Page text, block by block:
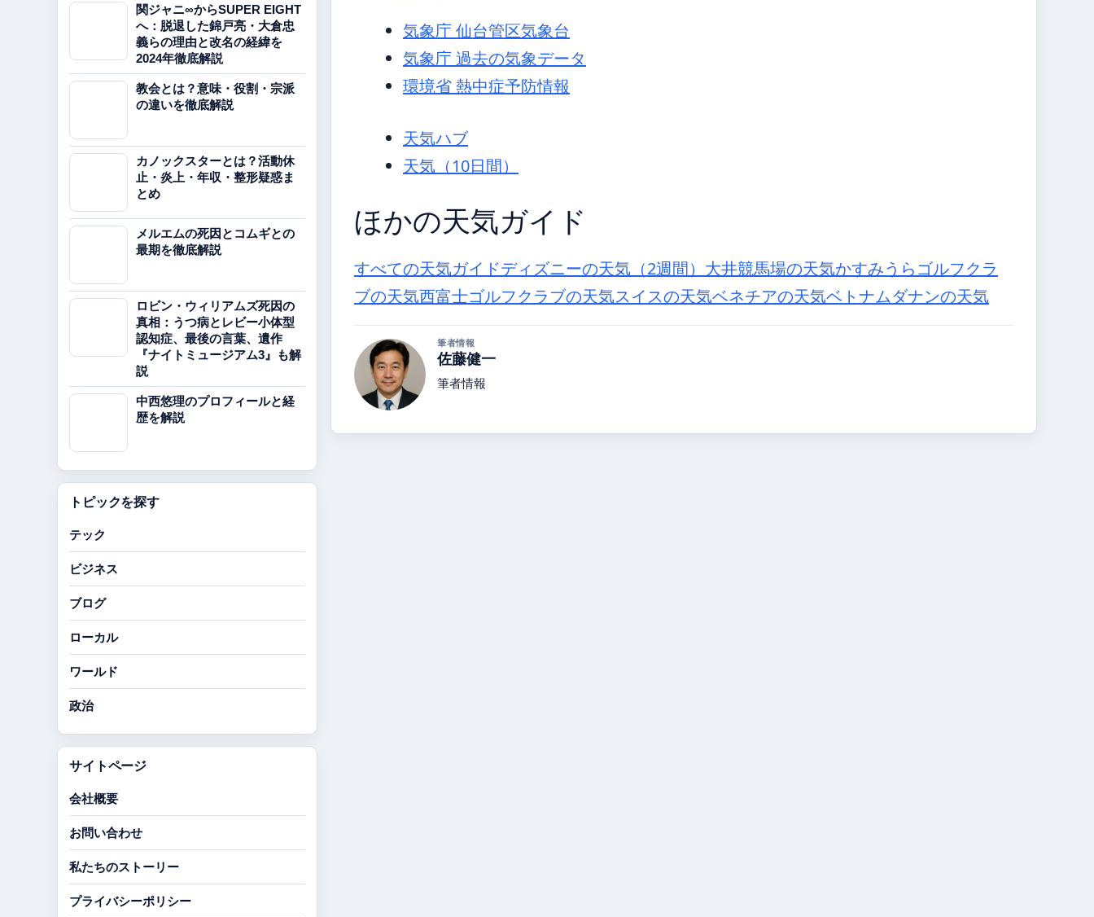
気象庁 仙台管区気象台
気象庁 過去の気象データ
環境省 熱中症予防情報
天気ハブ
天気（10日間）
ほかの天気ガイド
すべての天気ガイドディズニーの天気（2週間） 大井競馬場の天気かすみうらゴルフクラ
ブの天気西富士ゴルフクラブの天気スイスの天気ベネチアの天気ベトナムダナンの天気
筆者情報
佐藤健一
筆者情報
関ジャニ∞からSUPER EIGHT
へ：脱退した錦戸亮・大倉忠
義らの理由と改名の経緯を
2024年徹底解説
教会とは？意味・役割・宗派
の違いを徹底解説
カノックスターとは？活動休
止・炎上・年収・整形疑惑ま
とめ
メルエムの死因とコムギとの
最期を徹底解説
ロビン・ウィリアムズ死因の
真相：うつ病とレビー小体型
認知症、最後の言葉、遺作
『ナイトミュージアム3』も解
説
中西悠理のプロフィールと経
歴を解説
トピックを探す
テック
ビジネス
ブログ
ローカル
ワールド
政治
サイトページ
会社概要
お問い合わせ
私たちのストーリー
プライバシーポリシー